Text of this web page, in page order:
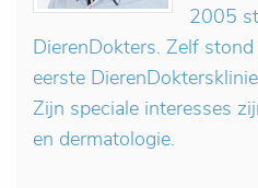
2005
DierenDokters. Zelf
eerste
Zijn speciale interesses
en dermatologie.